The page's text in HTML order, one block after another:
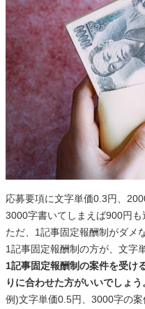
応募要項に文字単価0.3円、
3000字書いてしまえば900円も
ただ、1記事固定報酬制がダメ
1記事固定報酬制の方が、文字
1記事固定報酬制の案件を受け
りに合わせた方がいいでしょう
例)文字単価0.5円、3000字の